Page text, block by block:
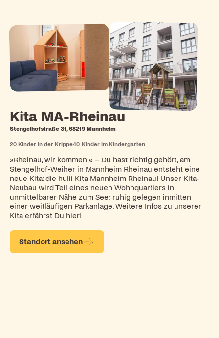
Kita MA-Rheinau
Stengelhofstraße 31, 68219 Mannheim
20 Kinder in der Krippe40 Kinder im Kindergarten
»Rheinau, wir kommen!« – Du hast richtig gehört, am
Stengelhof-Weiher in Mannheim Rheinau entsteht eine
neue Kita: die hulii Kita Mannheim Rheinau! Unser Kita-
Neubau wird Teil eines neuen Wohnquartiers in
unmittelbarer Nähe zum See; ruhig gelegen inmitten
einer weitläufigen Parkanlage. Weitere Infos zu unserer
Kita erfährst Du hier!
Standort ansehen